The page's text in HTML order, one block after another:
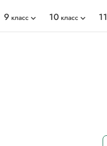
9 класс 10 класс 11